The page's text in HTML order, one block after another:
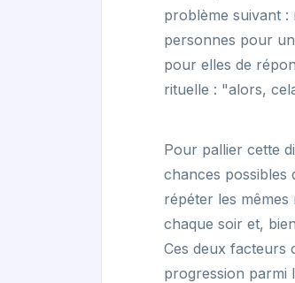
problème suivant
personnes pour
pour elles de
rituelle : "alors,
Pour pallier cette
chances possibles
répéter les
chaque soir et,
Ces deux facteurs
progression parmi